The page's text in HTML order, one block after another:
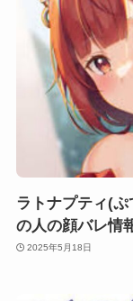
ラトナプティ(
の人の顔バレ情
2025年5月18日